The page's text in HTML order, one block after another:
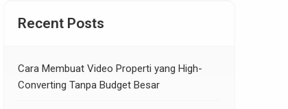
Recent Posts
Cara Membuat Video Properti yang High-
Converting Tanpa Budget Besar